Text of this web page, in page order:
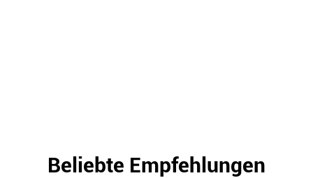
Beliebte Empfehlungen